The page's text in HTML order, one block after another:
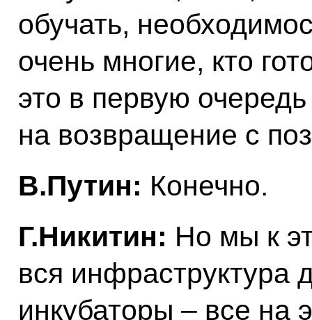
обучать,
очень многие, кто
это в первую
на возвращение с
В.Путин: Конечно.
Г.Никитин: Но мы к
вся инфраструктура
инкубаторы – все на